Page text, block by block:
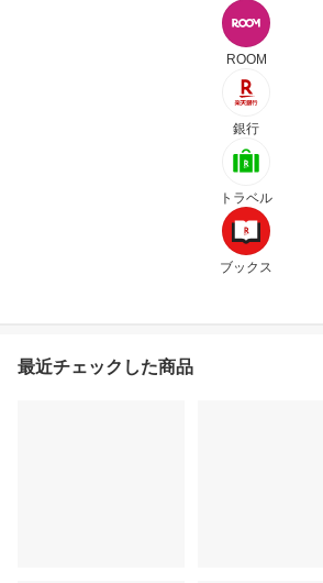
ROOM
銀行
トラベル
ブックス
最近チェックした商品